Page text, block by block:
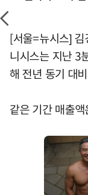
[서울=뉴시스]
니시스는 지난 3
해 전년 동기 대
같은 기간 매출